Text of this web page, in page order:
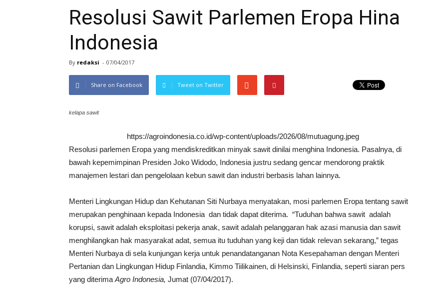
Resolusi Sawit Parlemen Eropa Hina
Indonesia
By redaksi - 07/04/2017
Share on Facebook Tweet on Twitter
kelapa sawit
https://agroindonesia.co.id/wp-content/uploads/2026/08/mutuagung.jpeg
Resolusi parlemen Eropa yang mendiskreditkan minyak sawit dinilai menghina Indonesia. Pasalnya, di
bawah kepemimpinan Presiden Joko Widodo, Indonesia justru sedang gencar mendorong praktik
manajemen lestari dan pengelolaan kebun sawit dan industri berbasis lahan lainnya.
Menteri Lingkungan Hidup dan Kehutanan Siti Nurbaya menyatakan, mosi parlemen Eropa tentang sawit
merupakan penghinaan kepada Indonesia dan tidak dapat diterima. “Tuduhan bahwa sawit adalah
korupsi, sawit adalah eksploitasi pekerja anak, sawit adalah pelanggaran hak azasi manusia dan sawit
menghilangkan hak masyarakat adat, semua itu tuduhan yang keji dan tidak relevan sekarang,” tegas
Menteri Nurbaya di sela kunjungan kerja untuk penandatanganan Nota Kesepahaman dengan Menteri
Pertanian dan Lingkungan Hidup Finlandia, Kimmo Tiilikainen, di Helsinski, Finlandia, seperti siaran pers
yang diterima Agro Indonesia, Jumat (07/04/2017).